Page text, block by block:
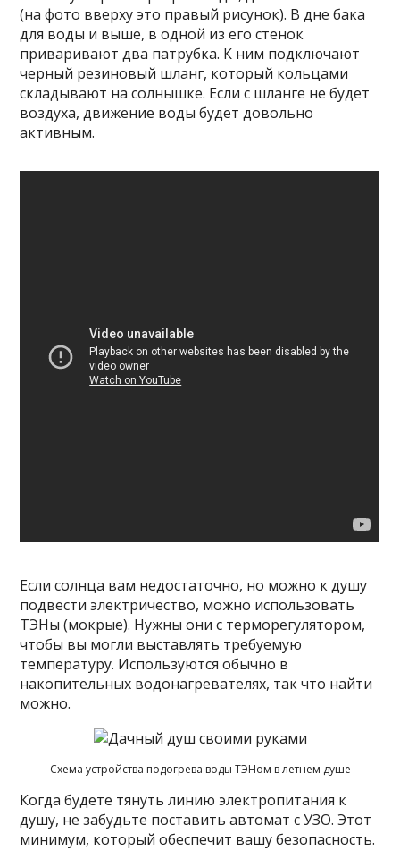
(на фото вверху это правый рисунок). В дне бака
для воды и выше, в одной из его стенок
приваривают два патрубка. К ним подключают
черный резиновый шланг, который кольцами
складывают на солнышке. Если с шланге не будет
воздуха, движение воды будет довольно
активным.
Если солнца вам недостаточно, но можно к душу
подвести электричество, можно использовать
ТЭНы (мокрые). Нужны они с терморегулятором,
чтобы вы могли выставлять требуемую
температуру. Используются обычно в
накопительных водонагревателях, так что найти
можно.
Схема устройства подогрева воды ТЭНом в летнем душе
Когда будете тянуть линию электропитания к
душу, не забудьте поставить автомат с УЗО. Этот
минимум, который обеспечит вашу безопасность.